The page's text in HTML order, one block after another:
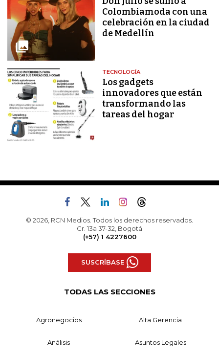
Colombiamoda con una
celebración en la ciudad
de Medellín
TECNOLOGÍA
Los gadgets
innovadores que están
transformando las
tareas del hogar
© 2026, RCN Medios. Todos los derechos reservados.
Cr. 13a 37-32, Bogotá
(+57) 1 4227600
SUSCRÍBASE
TODAS LAS SECCIONES
Agronegocios Alta Gerencia
Análisis Asuntos Legales